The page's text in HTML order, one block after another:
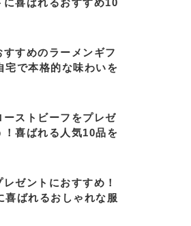
に喜ばれるおすすめ10
すすめのラーメンギフ
宅で本格的な味わいを
ーストビーフをプレゼ
！喜ばれる人気10品を
ゼントにおすすめ！
喜ばれるおしゃれな服